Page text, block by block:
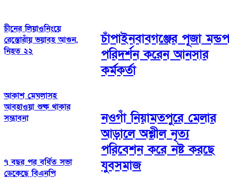
চীনের লিয়াওনিংয়ে
রেস্তোরাঁয় ভয়াবহ আগুন,
নিহত ২২
আকাশ মেঘলাসহ
আবহাওয়া শুষ্ক থাকার
সম্ভাবনা
৭ বছর পর বর্ধিত সভা
ডেকেছে বিএনপি
চাঁপাইনবাবগঞ্জের পূজা মন্ডপ
পরিদর্শন করেন আনসার
কর্মকর্তা
নওগাঁ নিয়ামতপুরে মেলার
আড়ালে অশ্লীল নৃত্য
পরিবেশন করে নষ্ট করছে
যুবসমাজ